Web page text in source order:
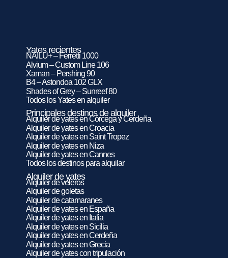
Yates recientes
NAILU+ – Ferretti 1000
Alvium – Custom Line 106
Xaman – Pershing 90
B4 – Astondoa 102 GLX
Shades of Grey – Sunreef 80
Todos los Yates en alquiler
Principales destinos de alquiler
Alquiler de yates en Córcega y Cerdeña
Alquiler de yates en Croacia
Alquiler de yates en Saint Tropez
Alquiler de yates en Niza
Alquiler de yates en Cannes
Todos los destinos para alquilar
Alquiler de yates
Alquiler de veleros
Alquiler de goletas
Alquiler de catamaranes
Alquiler de yates en España
Alquiler de yates en Italia
Alquiler de yates en Sicilia
Alquiler de yates en Cerdeña
Alquiler de yates en Grecia
Alquiler de yates con tripulación